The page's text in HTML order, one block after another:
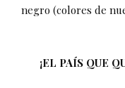
negro (colores de
¡EL PAÍS QUE